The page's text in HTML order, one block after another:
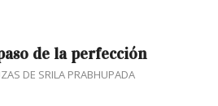
de la perfección
DE SRILA PRABHUPADA